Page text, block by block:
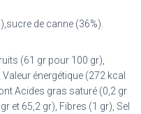
de canne (36%).
(61 gr pour 100 gr),
énergétique (272 kcal
Acides gras saturé (0,2 gr
et 65,2 gr), Fibres (1 gr), Sel